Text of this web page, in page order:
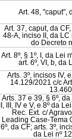
Art. 48, "caput",
Art. 37, caput, da
48-A, inciso II, da LC
do Decreto
Art. 8º, § 1º, I, da Lei
art. 6º, VI, b, da
Arts. 3º, incisos IV,
14.129/2021 c/c
Arts. 37 e 39, § 6º,
II, III, IV e V, e 8º da
Rec. Ext. c/
Leading Case-Tema
6º, da CF; arts. 3º,
da Lei nº